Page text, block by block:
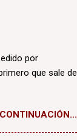
por
que sale de
CONTINUACIÓN...